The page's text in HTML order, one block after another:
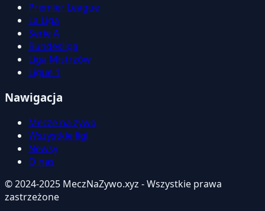
Premier League
La Liga
Serie A
Bundesliga
Liga Mistrzów
Ligue 1
Nawigacja
Mecze na żywo
Wszystkie ligi
Newsy
O nas
© 2024-2025 MeczNaZywo.xyz - Wszystkie prawa
zastrzeżone